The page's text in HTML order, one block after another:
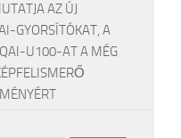
AZ ÚJ
GYORSÍTÓKAT, A
U100-AT A MÉG